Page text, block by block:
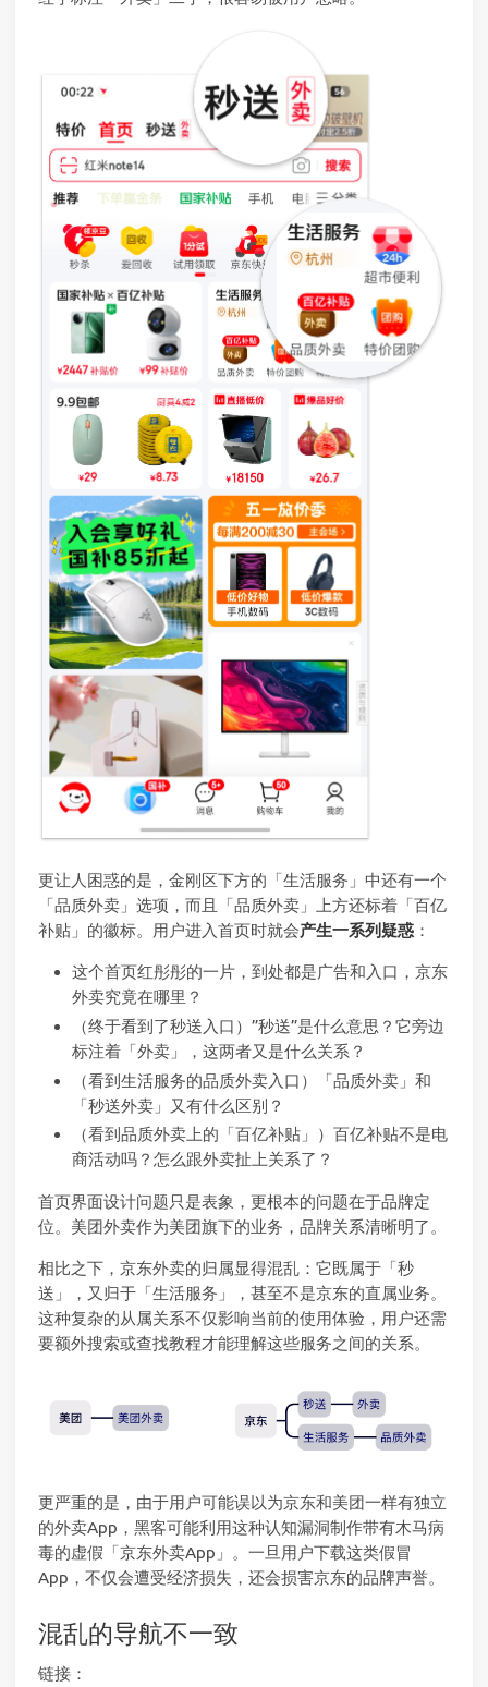
更让人困惑的是，金刚区下方的「生活服务」中还有一个
「品质外卖」选项，而且「品质外卖」上方还标着「百亿
补贴」的徽标。用户进入首页时就会产生一系列疑惑 ：
这个首页红彤彤的一片，到处都是广告和入口，京东
外卖究竟在哪里？
（终于看到了秒送入口）”秒送”是什么意思？它旁边
标注着「外卖」，这两者又是什么关系？
（看到生活服务的品质外卖入口）「品质外卖」和
「秒送外卖」又有什么区别？
（看到品质外卖上的「百亿补贴」）百亿补贴不是电
商活动吗？怎么跟外卖扯上关系了？
首页界面设计问题只是表象，更根本的问题在于品牌定
位。美团外卖作为美团旗下的业务，品牌关系清晰明了。
相比之下，京东外卖的归属显得混乱：它既属于「秒
送」，又归于「生活服务」，甚至不是京东的直属业务。
这种复杂的从属关系不仅影响当前的使用体验，用户还需
要额外搜索或查找教程才能理解这些服务之间的关系。
更严重的是，由于用户可能误以为京东和美团一样有独立
的外卖App，黑客可能利用这种认知漏洞制作带有木马病
毒的虚假「京东外卖App」。一旦用户下载这类假冒
App，不仅会遭受经济损失，还会损害京东的品牌声誉。
混乱的导航不一致
链接：